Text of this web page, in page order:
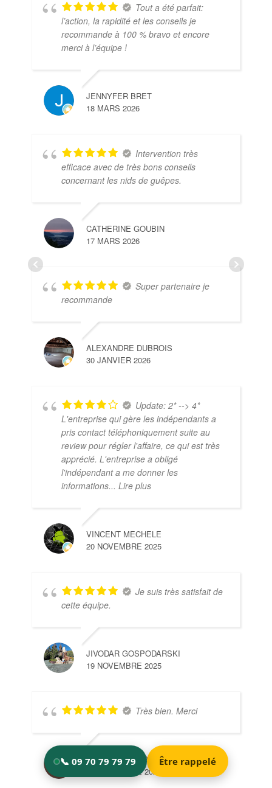
Tout a été parfait:
l’action, la rapidité et les conseils je
recommande à 100 % bravo et encore
merci à l’équipe !
JENNYFER BRET
18 MARS 2026
Intervention très
efficace avec de très bons conseils
concernant les nids de guêpes.
CATHERINE GOUBIN
17 MARS 2026
Super partenaire je
recommande
ALEXANDRE DUBROIS
30 JANVIER 2026
Update: 2* --> 4*
L'entreprise qui gère les indépendants a
pris contact téléphoniquement suite au
review pour régler l'affaire, ce qui est très
apprécié. L'entreprise a obligé
l'indépendant a me donner les
informations... Lire plus
VINCENT MECHELE
20 NOVEMBRE 2025
Je suis très satisfait de
cette équipe.
JIVODAR GOSPODARSKI
19 NOVEMBRE 2025
Très bien. Merci
MARY ET SÈB PEREIRA
18 NOVEMBRE 2025